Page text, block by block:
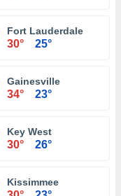
Fort Lauderdale
30° 25°
Gainesville
34° 23°
Key West
30° 26°
Kissimmee